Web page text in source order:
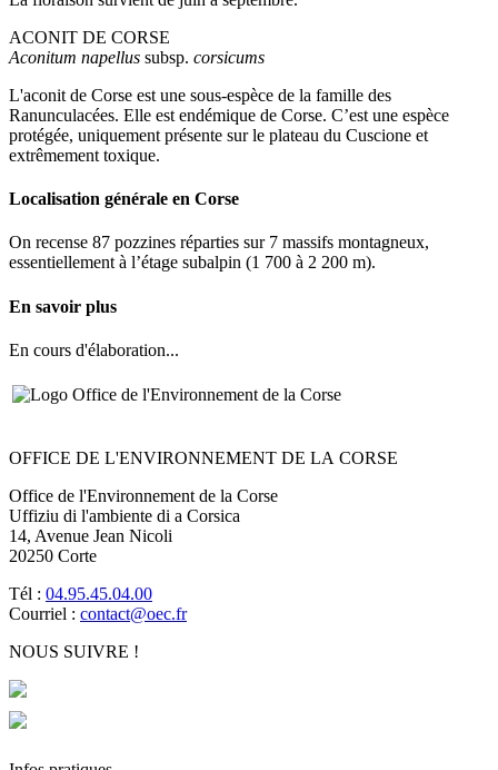
ACONIT DE CORSE
Aconitum napellus subsp. corsicums
L'aconit de Corse est une sous-espèce de la famille des
Ranunculacées. Elle est endémique de Corse. C’est une espèce
protégée, uniquement présente sur le plateau du Cuscione et
extrêmement toxique.
Localisation générale en Corse
On recense 87 pozzines réparties sur 7 massifs montagneux,
essentiellement à l’étage subalpin (1 700 à 2 200 m).
En savoir plus
En cours d'élaboration...
OFFICE DE L'ENVIRONNEMENT DE LA CORSE
Office de l'Environnement de la Corse
Uffiziu di l'ambiente di a Corsica
14, Avenue Jean Nicoli
20250 Corte
Tél : 04.95.45.04.00
Courriel : contact@oec.fr
NOUS SUIVRE !